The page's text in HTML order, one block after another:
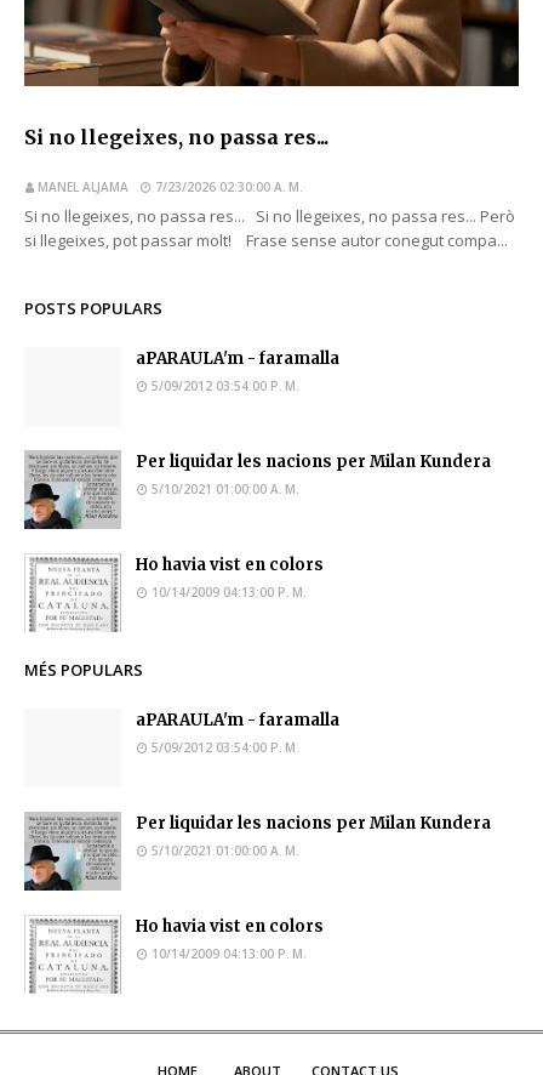
Si no llegeixes, no passa res...
MANEL ALJAMA 7/23/2026 02:30:00 A. M.
Si no llegeixes, no passa res... Si no llegeixes, no passa res... Però
si llegeixes, pot passar molt! Frase sense autor conegut compa...
POSTS POPULARS
aPARAULA'm - faramalla
5/09/2012 03:54:00 P. M.
Per liquidar les nacions per Milan Kundera
5/10/2021 01:00:00 A. M.
Ho havia vist en colors
10/14/2009 04:13:00 P. M.
MÉS POPULARS
aPARAULA'm - faramalla
5/09/2012 03:54:00 P. M.
Per liquidar les nacions per Milan Kundera
5/10/2021 01:00:00 A. M.
Ho havia vist en colors
10/14/2009 04:13:00 P. M.
HOME ABOUT CONTACT US